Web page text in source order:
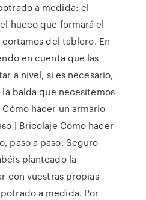
a medida: el
hueco que formará el
del tablero. En
en cuenta que las
a nivel, si es necesario,
balda que necesitemos
hacer un armario
| Bricolaje Cómo hacer
paso a paso. Seguro
planteado la
con vuestras propias
a medida. Por